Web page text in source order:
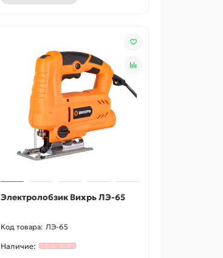
Электролобзик Вихрь ЛЭ-65
ЛЭ-65